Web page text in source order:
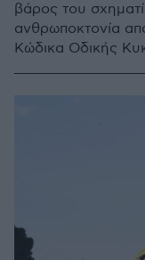
βάρος του
ανθρωποκτονία
Κώδικα Οδικής